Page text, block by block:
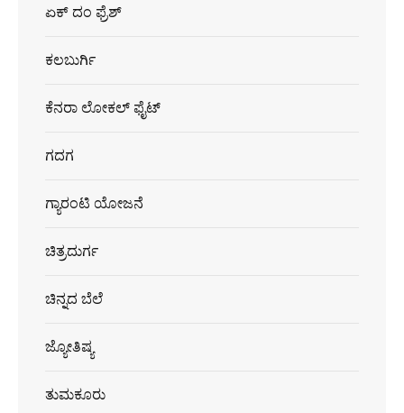
ಏಕ್ ದಂ ಫ್ರೆಶ್
ಕಲಬುರ್ಗಿ
ಕೆನರಾ ಲೋಕಲ್ ಫೈಟ್
ಗದಗ
ಗ್ಯಾರಂಟಿ ಯೋಜನೆ
ಚಿತ್ರದುರ್ಗ
ಚಿನ್ನದ ಬೆಲೆ
ಜ್ಯೋತಿಷ್ಯ
ತುಮಕೂರು